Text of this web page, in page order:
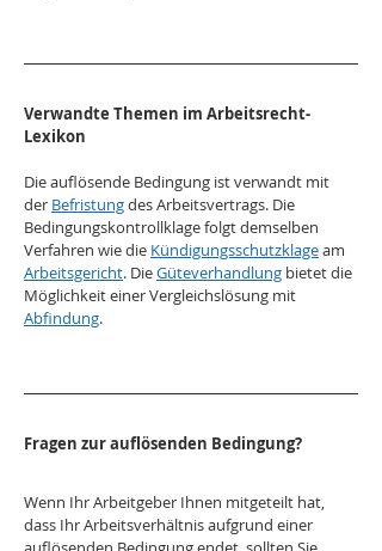
Verwandte Themen im Arbeitsrecht-
Lexikon
Die auflösende Bedingung ist verwandt mit
der Befristung des Arbeitsvertrags. Die
Bedingungskontrollklage folgt demselben
Verfahren wie die Kündigungsschutzklage am
Arbeitsgericht. Die Güteverhandlung bietet die
Möglichkeit einer Vergleichslösung mit
Abfindung.
Fragen zur auflösenden Bedingung?
Wenn Ihr Arbeitgeber Ihnen mitgeteilt hat,
dass Ihr Arbeitsverhältnis aufgrund einer